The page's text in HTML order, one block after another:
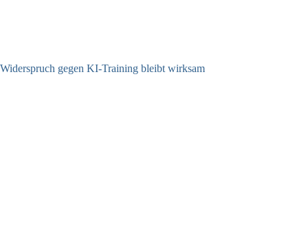
Widerspruch gegen KI-Training bleibt wirksam